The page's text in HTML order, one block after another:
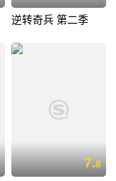
逆转奇兵 第二季
7.8